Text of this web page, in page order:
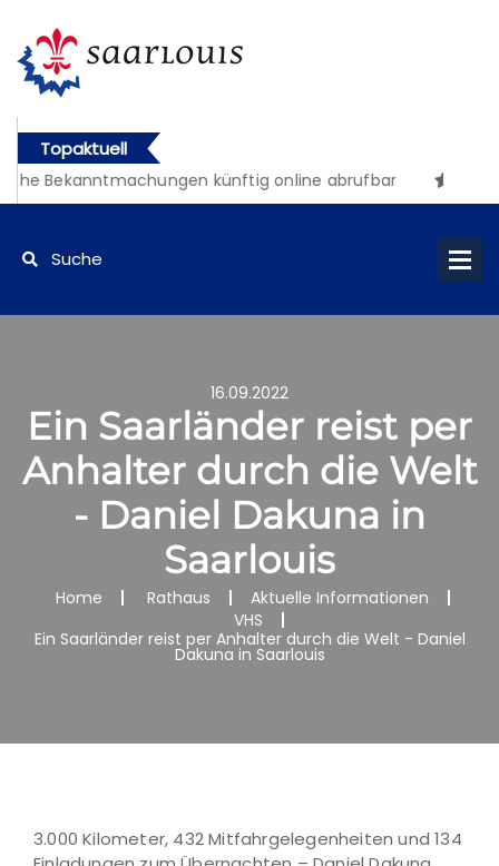
Topaktuell
Bekanntmachungen künftig online abrufbar
16.09.2022
Ein Saarländer reist per
Anhalter durch die Welt
- Daniel Dakuna in
Saarlouis
Home Rathaus
Aktuelle Informationen
VHS
Ein Saarländer reist per Anhalter durch die Welt - Daniel
Dakuna in Saarlouis
3.000 Kilometer, 432 Mitfahrgelegenheiten und 134